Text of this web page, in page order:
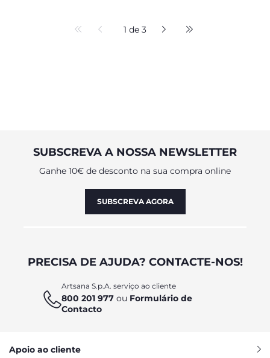
1 de 3
SUBSCREVA A NOSSA NEWSLETTER
Ganhe 10€ de desconto na sua compra online
SUBSCREVA AGORA
PRECISA DE AJUDA? CONTACTE-NOS!
Artsana S.p.A. serviço ao cliente
800 201 977 ou Formulário de
Contacto
Apoio ao cliente